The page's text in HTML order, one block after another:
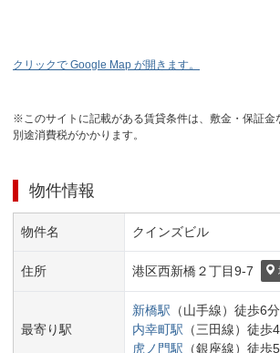
クリックで Google Map が開きます。
※このサイトに記載がある賃貸条件は、敷金・保証金
別途消費税がかかります。
物件情報
物件名 クインズビル
住所 港区西新橋２丁目9-7
最寄り駅
新橋駅 （山手線） 徒歩6分
内幸町駅 （三田線） 徒歩4
虎ノ門駅 （銀座線） 徒歩5